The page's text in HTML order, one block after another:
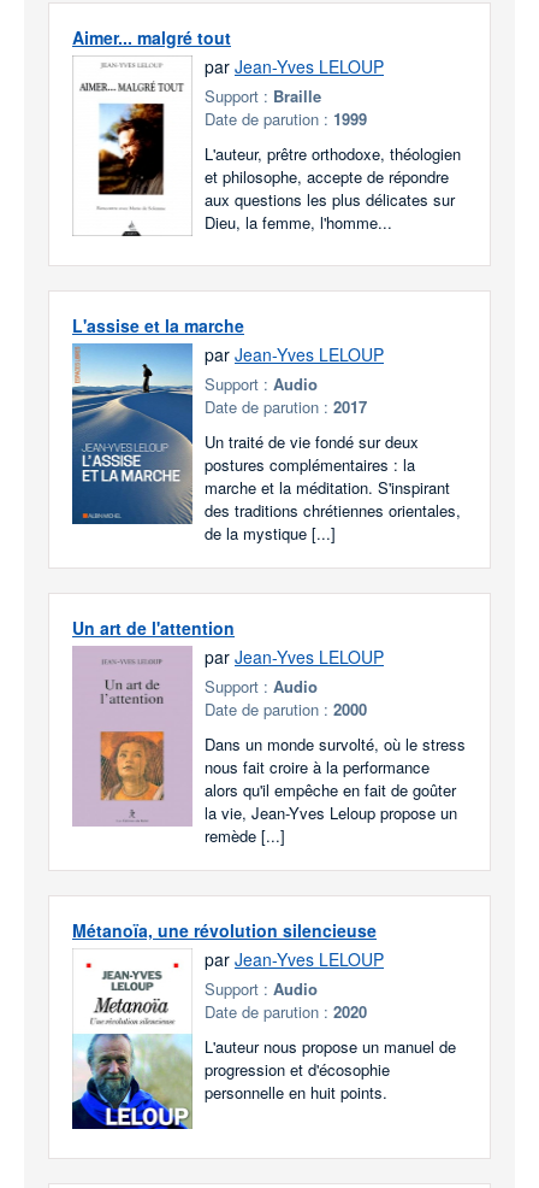
Aimer... malgré tout
par Jean-Yves LELOUP
Support : Braille
Date de parution : 1999
L'auteur, prêtre orthodoxe, théologien
et philosophe, accepte de répondre
aux questions les plus délicates sur
Dieu, la femme, l'homme...
L'assise et la marche
par Jean-Yves LELOUP
Support : Audio
Date de parution : 2017
Un traité de vie fondé sur deux
postures complémentaires : la
marche et la méditation. S'inspirant
des traditions chrétiennes orientales,
de la mystique [...]
Un art de l'attention
par Jean-Yves LELOUP
Support : Audio
Date de parution : 2000
Dans un monde survolté, où le stress
nous fait croire à la performance
alors qu'il empêche en fait de goûter
la vie, Jean-Yves Leloup propose un
remède [...]
Métanoïa, une révolution silencieuse
par Jean-Yves LELOUP
Support : Audio
Date de parution : 2020
L'auteur nous propose un manuel de
progression et d'écosophie
personnelle en huit points.